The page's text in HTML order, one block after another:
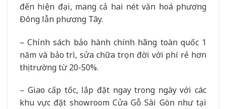
đến hiện đại, mang cả hai nét văn hoá phương
Đông lẫn phương Tây.
– Chính sách bảo hành chính hãng toàn quốc 1
năm và bảo trì, sửa chữa trọn đời với phí rẻ hơn
thị trường từ 20-50%.
– Giao cấp tốc, lắp đặt ngay trong ngày với các
khu vực đặt showroom Cửa Gỗ Sài Gòn như tại